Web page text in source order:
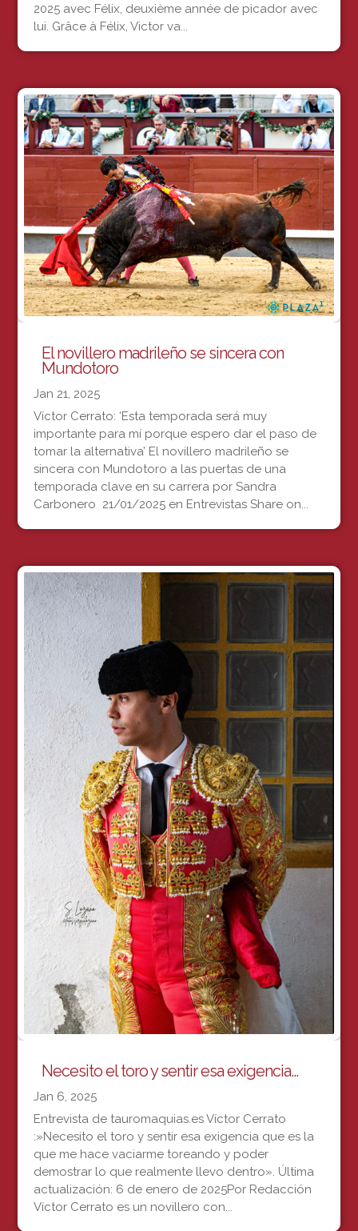
2025 avec Félix, deuxième année de picador avec
lui. Grâce à Félix, Victor va...
El novillero madrileño se sincera con
Mundotoro
Jan 21, 2025
Víctor Cerrato: ‘Esta temporada será muy
importante para mí porque espero dar el paso de
tomar la alternativa’ El novillero madrileño se
sincera con Mundotoro a las puertas de una
temporada clave en su carrera por Sandra
Carbonero 21/01/2025 en Entrevistas Share on...
Necesito el toro y sentir esa exigencia…
Jan 6, 2025
Entrevista de tauromaquias.es Víctor Cerrato
:»Necesito el toro y sentir esa exigencia que es la
que me hace vaciarme toreando y poder
demostrar lo que realmente llevo dentro». Última
actualización: 6 de enero de 2025Por Redacción
Víctor Cerrato es un novillero con...